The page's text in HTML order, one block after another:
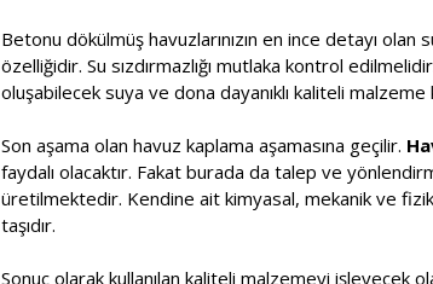
Betonu dökülmüş havuzlarınızın en ince detayı olan
özelliğidir. Su sızdırmazlığı mutlaka kontrol
oluşabilecek suya ve dona dayanıklı kaliteli malzeme
Son aşama olan havuz kaplama aşamasına geçilir.
faydalı olacaktır. Fakat burada da talep ve
üretilmektedir. Kendine ait kimyasal, mekanik ve
taşıdır.
Sonuç olarak kullanılan kaliteli malzemeyi işleyecek